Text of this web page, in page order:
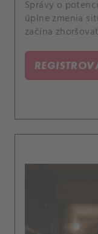
Správy o
úplne zmenia
začína